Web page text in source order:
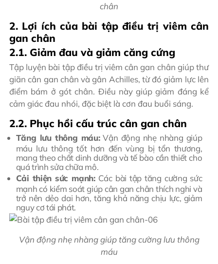
chân
2. Lợi ích của bài tập điều trị viêm cân
gan chân
2.1. Giảm đau và giảm căng cứng
Tập luyện bài tập điều trị viêm cân gan chân giúp thư
giãn cân gan chân và gân Achilles, từ đó giảm lực lên
điểm bám ở gót chân. Điều này giúp giảm đáng kể
cảm giác đau nhói, đặc biệt là cơn đau buổi sáng.
2.2. Phục hồi cấu trúc cân gan chân
Tăng lưu thông máu:Vận động nhẹ nhàng giúp
máu lưu thông tốt hơn đến vùng bị tổn thương,
mang theo chất dinh dưỡng và tế bào cần thiết cho
quá trình sửa chữa mô.
Cải thiện sức mạnh:Các bài tập tăng cường sức
mạnh có kiểm soát giúp cân gan chân thích nghi và
trở nên dẻo dai hơn, tăng khả năng chịu lực, giảm
nguy cơ tái phát.
Vận động nhẹ nhàng giúp tăng cường lưu thông
máu